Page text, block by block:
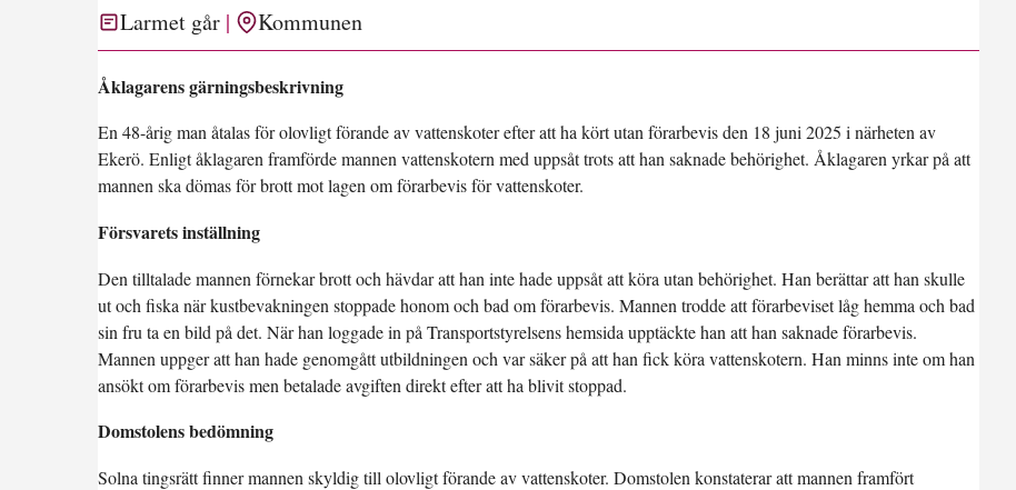
Larmet går Kommunen
Åklagarens gärningsbeskrivning
En 48-årig man åtalas för olovligt förande av vattenskoter efter att ha kört utan förarbevis den 18 juni 2025 i närheten av
Ekerö. Enligt åklagaren framförde mannen vattenskotern med uppsåt trots att han saknade behörighet. Åklagaren yrkar på att
mannen ska dömas för brott mot lagen om förarbevis för vattenskoter.
Försvarets inställning
Den tilltalade mannen förnekar brott och hävdar att han inte hade uppsåt att köra utan behörighet. Han berättar att han skulle
ut och fiska när kustbevakningen stoppade honom och bad om förarbevis. Mannen trodde att förarbeviset låg hemma och bad
sin fru ta en bild på det. När han loggade in på Transportstyrelsens hemsida upptäckte han att han saknade förarbevis.
Mannen uppger att han hade genomgått utbildningen och var säker på att han fick köra vattenskotern. Han minns inte om han
ansökt om förarbevis men betalade avgiften direkt efter att ha blivit stoppad.
Domstolens bedömning
Solna tingsrätt finner mannen skyldig till olovligt förande av vattenskoter. Domstolen konstaterar att mannen framfört